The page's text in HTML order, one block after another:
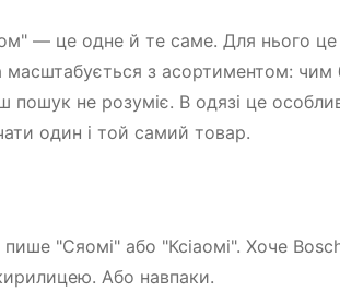
— це одне й те саме. Для нього це
масштабується з асортиментом: чим
пошук не розуміє. В одязі це
один і той самий товар.
"Сяомі" або "Ксіаомі". Хоче
Або навпаки.